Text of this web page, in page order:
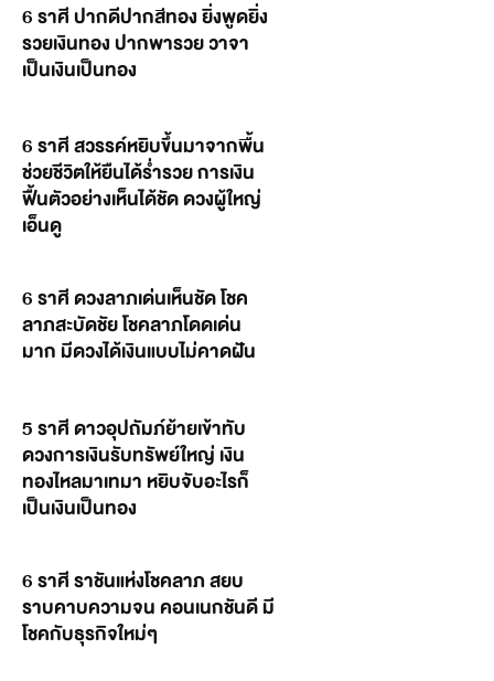
6 ราศี ปากดีปากสีทอง ยิ่งพูดยิ่ง
รวยเงินทอง ปากพารวย วาจา
เป็นเงินเป็นทอง
6 ราศี สวรรค์หยิบขึ้นมาจากพื้น
ช่วยชีวิตให้ยืนได้ร่ำรวย การเงิน
ฟื้นตัวอย่างเห็นได้ชัด ดวงผู้ใหญ่
เอ็นดู
6 ราศี ดวงลาภเด่นเห็นชัด โชค
ลาภสะบัดชัย โชคลาภโดดเด่น
มาก มีดวงได้เงินแบบไม่คาดฝัน
5 ราศี ดาวอุปถัมภ์ย้ายเข้าทับ
ดวงการเงินรับทรัพย์ใหญ่ เงิน
ทองไหลมาเทมา หยิบจับอะไรก็
เป็นเงินเป็นทอง
6 ราศี ราชันแห่งโชคลาภ สยบ
ราบคาบความจน คอนเนกชันดี มี
โชคกับธุรกิจใหม่ๆ